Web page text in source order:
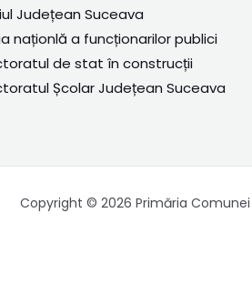
Județean Suceava
naționlă a funcționarilor publici
de stat în construcții
Școlar Județean Suceava
Copyright © 2026 Primăria